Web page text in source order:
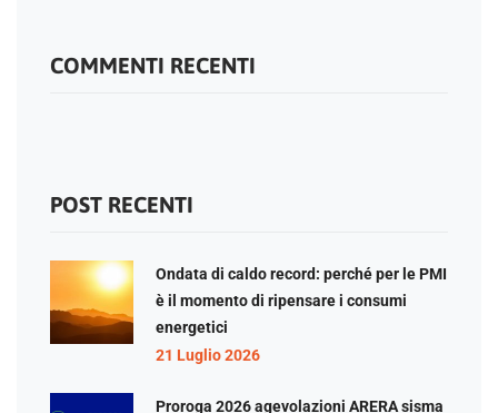
COMMENTI RECENTI
POST RECENTI
Ondata di caldo record: perché per le PMI
è il momento di ripensare i consumi
energetici
21 Luglio 2026
Proroga 2026 agevolazioni ARERA sisma